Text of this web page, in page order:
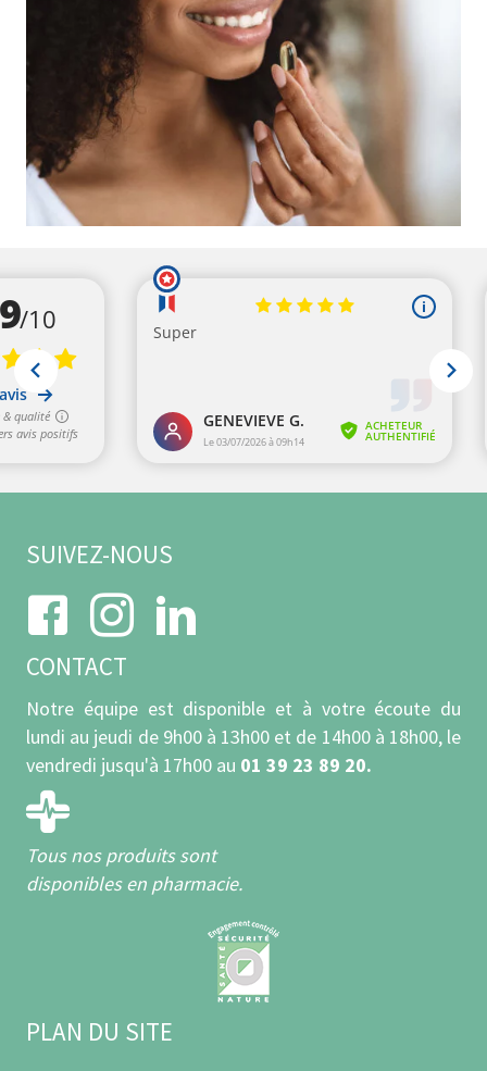
SUIVEZ-NOUS
CONTACT
Notre équipe est disponible et à votre écoute du
lundi au jeudi de 9h00 à 13h00 et de 14h00 à 18h00, le
vendredi jusqu'à 17h00 au 01 39 23 89 20.
Tous nos produits sont
disponibles en pharmacie.
PLAN DU SITE